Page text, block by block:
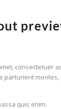
consectetuer
parturient
quis enim.